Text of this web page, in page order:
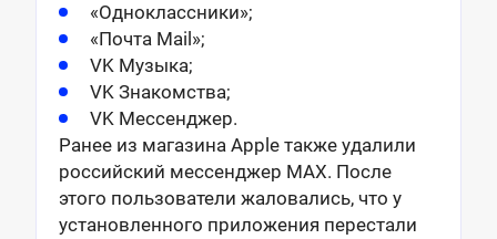
«Одноклассники»;
«Почта Mail»;
VK Музыка;
VK Знакомства;
VK Мессенджер.
Ранее из магазина Apple также удалили
российский мессенджер MAX. После
этого пользователи жаловались, что у
установленного приложения перестали